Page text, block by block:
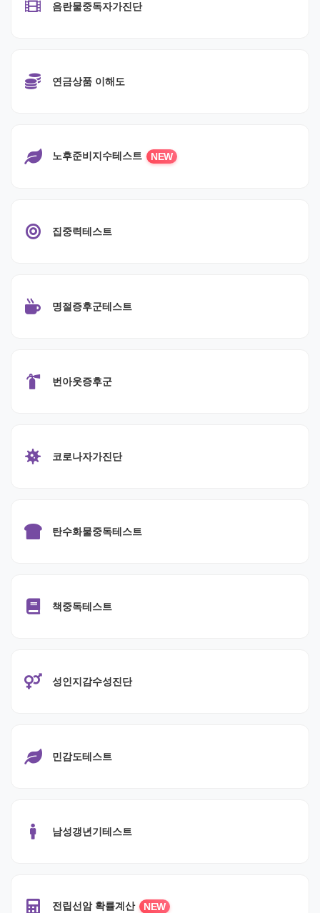
음란물중독자가진단
연금상품 이해도
노후준비지수테스트 NEW
집중력테스트
명절증후군테스트
번아웃증후군
코로나자가진단
탄수화물중독테스트
책중독테스트
성인지감수성진단
민감도테스트
남성갱년기테스트
전립선암 확률계산 NEW